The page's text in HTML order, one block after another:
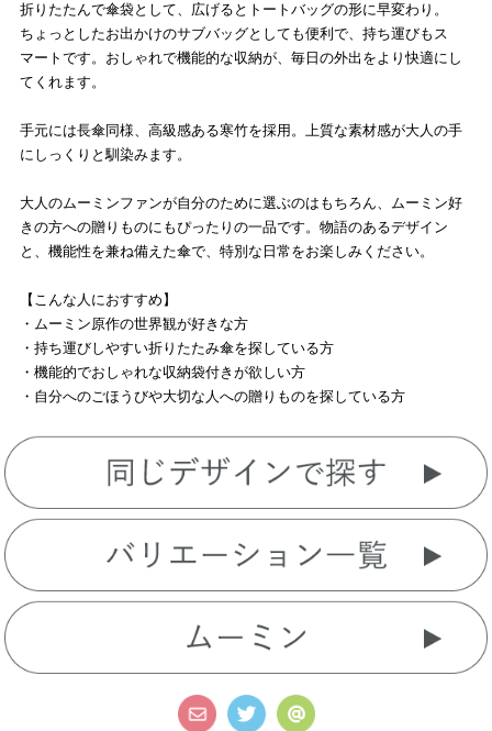
折りたたんで傘袋として、広げるとトートバッグの形に早変わり。
ちょっとしたお出かけのサブバッグとしても便利で、持ち運びもス
マートです。おしゃれで機能的な収納が、毎日の外出をより快適にし
てくれます。
手元には長傘同様、高級感ある寒竹を採用。上質な素材感が大人の手
にしっくりと馴染みます。
大人のムーミンファンが自分のために選ぶのはもちろん、ムーミン好
きの方への贈りものにもぴったりの一品です。物語のあるデザイン
と、機能性を兼ね備えた傘で、特別な日常をお楽しみください。
【こんな人におすすめ】
・ムーミン原作の世界観が好きな方
・持ち運びしやすい折りたたみ傘を探している方
・機能的でおしゃれな収納袋付きが欲しい方
・自分へのごほうびや大切な人への贈りものを探している方